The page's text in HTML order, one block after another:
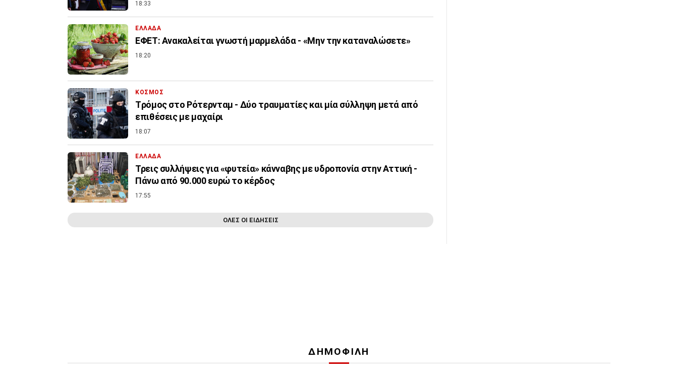
18:33
ΕΛΛΑΔΑ
ΕΦΕΤ: Ανακαλείται γνωστή μαρμελάδα - «Μην την καταναλώσετε»
18:20
ΚΟΣΜΟΣ
Tρόμος στο Ρότερνταμ - Δύο τραυματίες και μία σύλληψη μετά από
επιθέσεις με μαχαίρι
18:07
ΕΛΛΑΔΑ
Τρεις συλλήψεις για «φυτεία» κάνναβης με υδροπονία στην Αττική -
Πάνω από 90.000 ευρώ το κέρδος
17:55
ΟΛΕΣ ΟΙ ΕΙΔΗΣΕΙΣ
ΔΗΜΟΦΙΛΗ